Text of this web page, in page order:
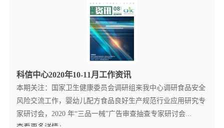
科信中心2020年10-11月工作资讯
本期关注：国家卫生健康委员会调研组来我中心调研食品安全
风险交流工作，婴幼儿配方食品良好生产规范行业应用研究专
家研讨会，2020 年“三品一械”广告审查抽查专家研讨会...